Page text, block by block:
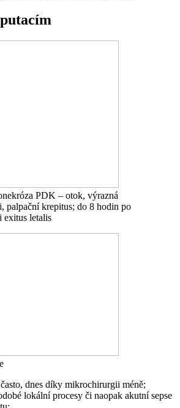
PDK – otok, výrazná
palpační krepitus; do 8 hodin po
exitus letalis
dnes díky mikrochirurgii méně;
lokální procesy či naopak akutní sepse